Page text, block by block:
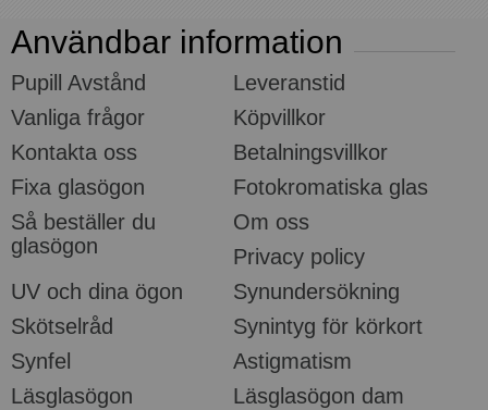
Användbar information
Pupill Avstånd
Leveranstid
Vanliga frågor
Köpvillkor
Kontakta oss
Betalningsvillkor
Fixa glasögon
Fotokromatiska glas
Så beställer du
glasögon
Om oss
Privacy policy
UV och dina ögon
Synundersökning
Skötselråd
Synintyg för körkort
Synfel
Astigmatism
Läsglasögon
Läsglasögon dam